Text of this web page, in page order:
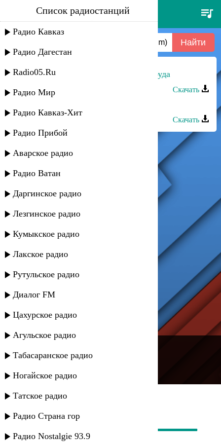
леонид агутин - остров
(nightman redrum)
Список радиостанций
Радио Кавказ
Радио Дагестан
Radio05.Ru
Радио Мир
Радио Кавказ-Хит
Радио Прибой
Аварское радио
Радио Ватан
Даргинское радио
Лезгинское радио
Кумыкское радио
Лакское радио
Рутульское радио
Диалог FM
Цахурское радио
Агульское радио
Табасаранское радио
Ногайское радио
Татское радио
Радио Страна гор
Радио Nostalgie 93.9
Магомед Аликперов - Остров барбуда
Скачать
Скачать
---
Русское радио